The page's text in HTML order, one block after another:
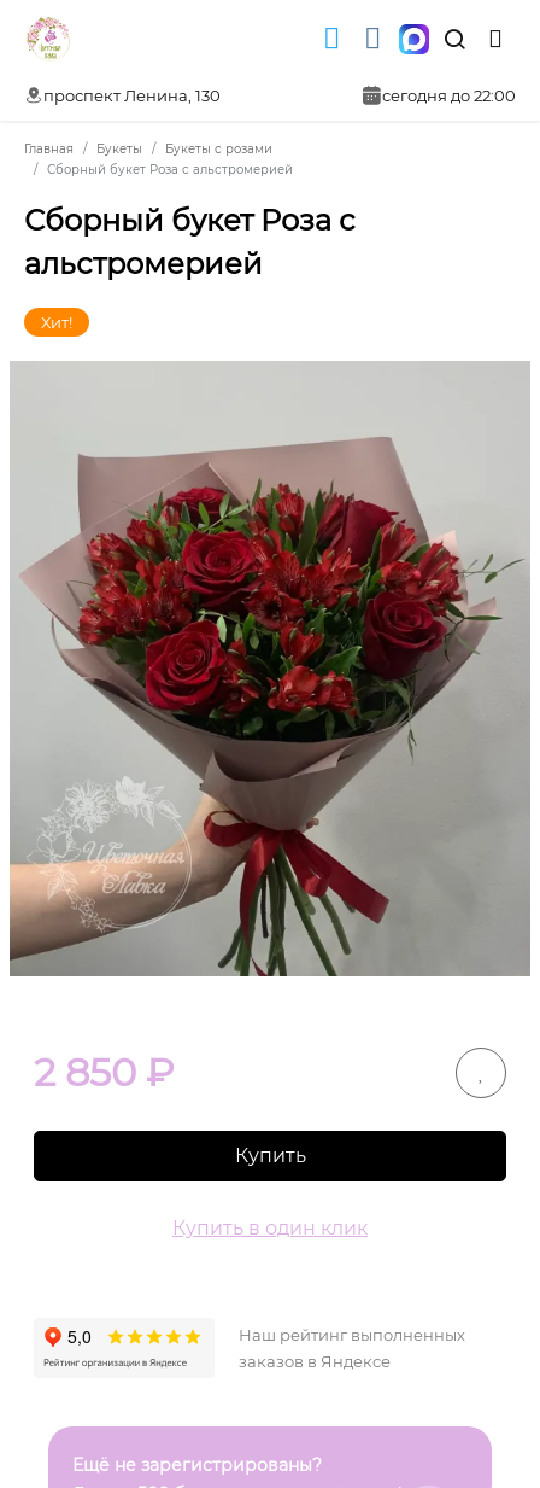
проспект Ленина, 130 сегодня до 22:00
Главная Букеты
Букеты с розами
Сборный букет Роза с альстромерией
Сборный букет Роза с
альстромерией
Хит!
2 850 ₽
Купить
Купить в один клик
Наш рейтинг выполненных
заказов в Яндексе
Ещё не зарегистрированы?